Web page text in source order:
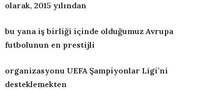
olarak, 2015 yılından
bu yana iş birliği içinde olduğumuz Avrupa
futbolunun en prestijli
organizasyonu UEFA Şampiyonlar Ligi’ni
desteklemekten